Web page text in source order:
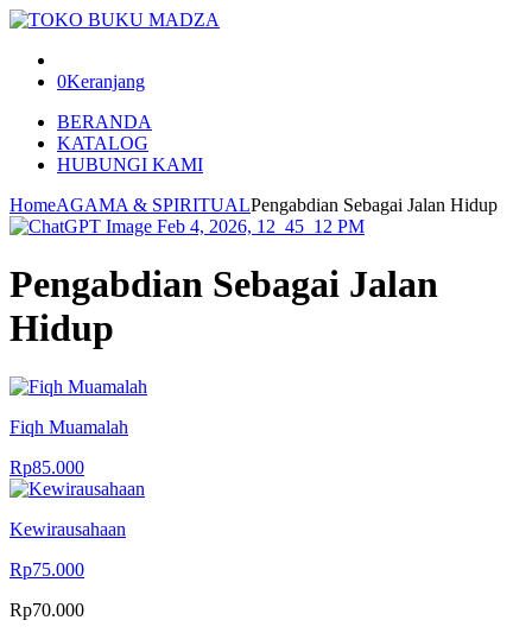
0Keranjang
BERANDA
KATALOG
HUBUNGI KAMI
HomeAGAMA & SPIRITUALPengabdian Sebagai Jalan Hidup
Pengabdian Sebagai Jalan
Hidup
Fiqh Muamalah
Rp85.000
Kewirausahaan
Rp75.000
Rp70.000